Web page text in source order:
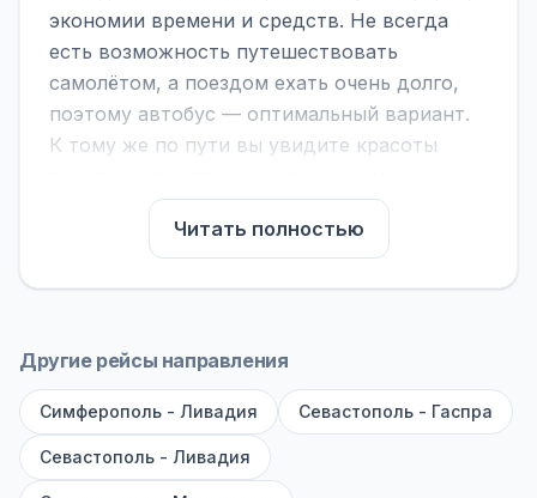
экономии времени и средств. Не всегда
есть возможность путешествовать
самолётом, а поездом ехать очень долго,
поэтому автобус — оптимальный вариант.
К тому же по пути вы увидите красоты
На нашем сайте вы можете найти
расписание автобусов Армянск - Ливадия,
сравнить рейсы и выбрать подходящий.
на микроавтобусы (8–18 мест). Если важен
(от 40 мест): у них лучше подвеска и
дорога ощущается меньше.
Читать полностью
Другие рейсы направления
Симферополь - Ливадия Севастополь - Гаспра
Севастополь - Ливадия